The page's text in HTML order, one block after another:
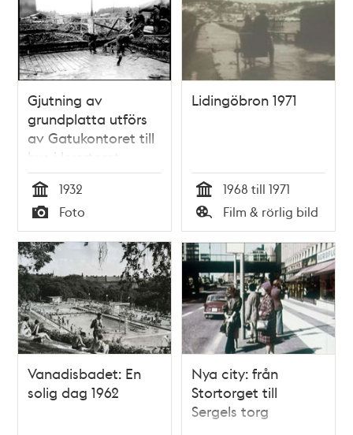
Gjutning av
grundplatta utförs
av Gatukontoret till
hus i kvarteret
Häradsskrivaren 6 i
Svedmyras
småstugeområde
Tid
1932
Typ
Foto
Lidingöbron 1971
Tid
1968 till 1971
Typ
Film & rörlig bild
Vanadisbadet: En
solig dag 1962
Nya city: från
Stortorget till
Sergels torg